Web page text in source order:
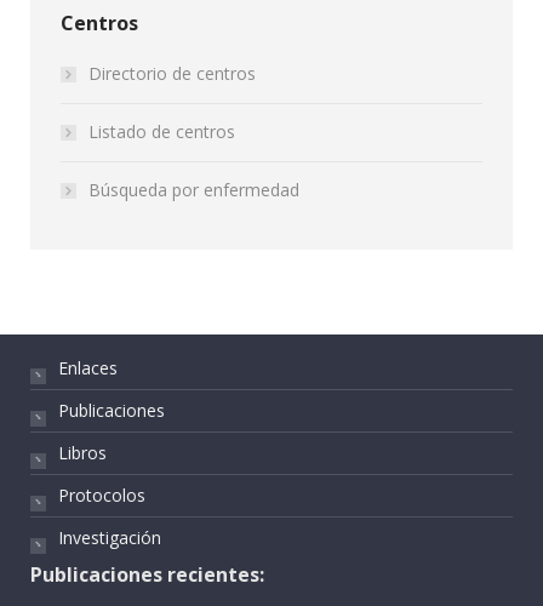
Centros
Directorio de centros
Listado de centros
Búsqueda por enfermedad
Enlaces
Publicaciones
Libros
Protocolos
Investigación
Publicaciones recientes: